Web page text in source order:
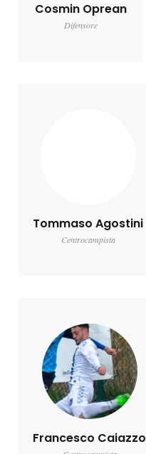
Cosmin Oprean
Difensore
Tommaso Agostini
Centrocampista
Francesco Caiazzo